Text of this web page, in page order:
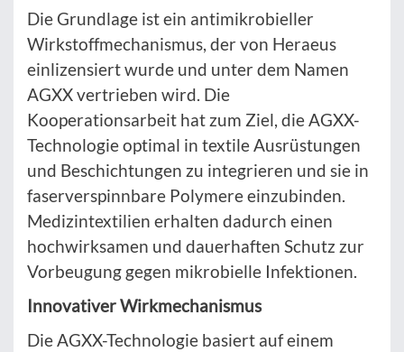
Die Grundlage ist ein antimikrobieller
Wirkstoffmechanismus, der von Heraeus
einlizensiert wurde und unter dem Namen
AGXX vertrieben wird. Die
Kooperationsarbeit hat zum Ziel, die AGXX-
Technologie optimal in textile Ausrüstungen
und Beschichtungen zu integrieren und sie in
faserverspinnbare Polymere einzubinden.
Medizintextilien erhalten dadurch einen
hochwirksamen und dauerhaften Schutz zur
Vorbeugung gegen mikrobielle Infektionen.
Innovativer Wirkmechanismus
Die AGXX-Technologie basiert auf einem